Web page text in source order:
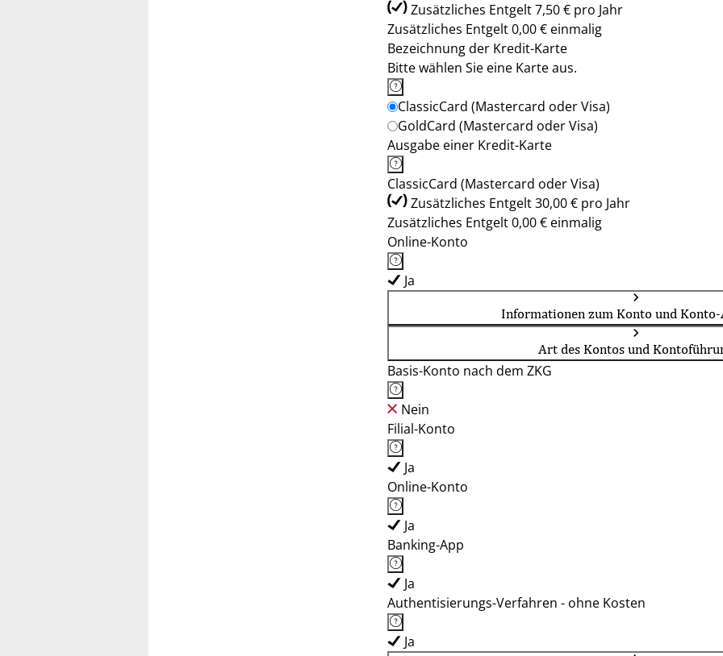
Zusätzliches Entgelt 7,50 € pro Jahr
Zusätzliches Entgelt 0,00 € einmalig
Bezeichnung der Kredit-Karte
Bitte wählen Sie eine Karte aus.
ClassicCard (Mastercard oder Visa)
GoldCard (Mastercard oder Visa)
Ausgabe einer Kredit-Karte
ClassicCard (Mastercard oder Visa)
Zusätzliches Entgelt 30,00 € pro Jahr
Zusätzliches Entgelt 0,00 € einmalig
Online-Konto
Ja
Informationen zum Konto und
Art des Kontos und
Basis-Konto nach dem ZKG
Nein
Filial-Konto
Ja
Online-Konto
Ja
Banking-App
Ja
Authentisierungs-Verfahren - ohne Kosten
Ja